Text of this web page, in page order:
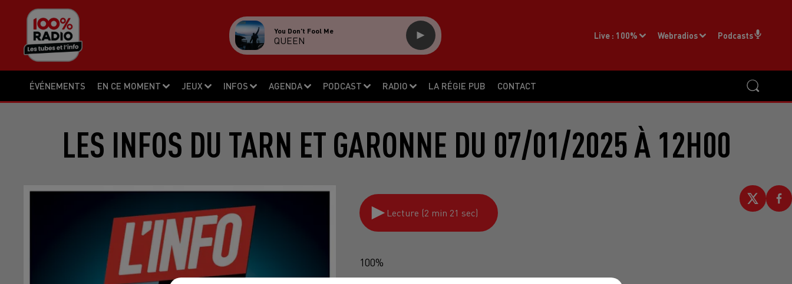
ÉVÉNEMENTS EN CE MOMENT JEUX INFOS AGENDA PODCAST RADIO LA RÉGIE PUB CONTACT
Live : 100% Webradios Podcasts
You Don't Fool Me
QUEEN
LES INFOS DU TARN ET GARONNE DU 07/01/2025 À 12H00
Lecture (2 min 21 sec)
100%